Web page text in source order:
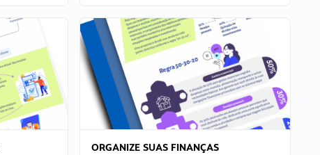
ORGANIZE SUAS FINANÇAS